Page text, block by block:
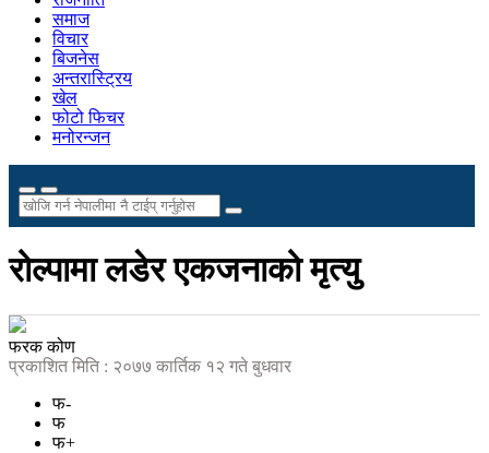
समाज
विचार
बिजनेस
अन्तरास्ट्रिय
खेल
फोटो फिचर
मनोरन्जन
रोल्पामा लडेर एकजनाको मृत्यु
फरक कोण
प्रकाशित मिति : २०७७ कार्तिक १२ गते बुधवार
फ-
फ
फ+